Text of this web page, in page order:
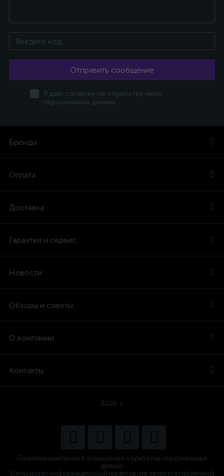
Отправить сообщение
Я даю согласие на обработку моих
персональных данных
Бренды
Оплата
Доставка
Гарантия и сервис
Новости
Обзоры и советы
О компании
Контакты
2026 г.
Политика компании в отношении обработки персональных
данных
Цены носят информационный характер, не является публичной